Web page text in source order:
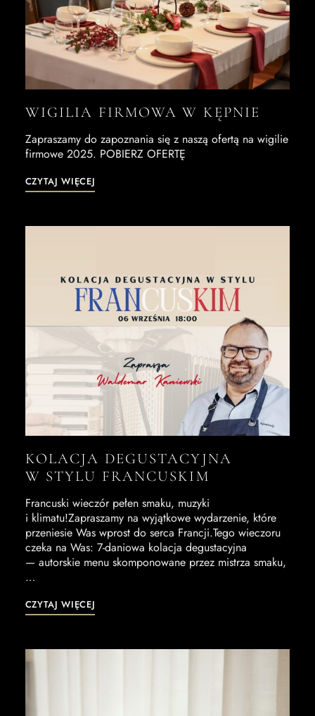
WIGILIA FIRMOWA W KĘPNIE
Zapraszamy do zapoznania się z naszą ofertą na wigilie
firmowe 2025. POBIERZ OFERTĘ
CZYTAJ WIĘCEJ
KOLACJA DEGUSTACYJNA
W STYLU FRANCUSKIM
Francuski wieczór pełen smaku, muzyki
i klimatu!Zapraszamy na wyjątkowe wydarzenie, które
przeniesie Was wprost do serca Francji.Tego wieczoru
czeka na Was: 7-daniowa kolacja degustacyjna
— autorskie menu skomponowane przez mistrza smaku,
…
CZYTAJ WIĘCEJ